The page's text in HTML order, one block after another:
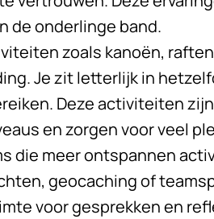
de onderlinge band.
zoals kanoën,
Je zit letterlijk in
Deze activiteiten
en zorgen voor veel
die meer ontspannen
geocaching of
voor gesprekken en